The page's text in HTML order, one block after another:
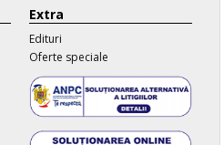
Extra
Edituri
Oferte speciale